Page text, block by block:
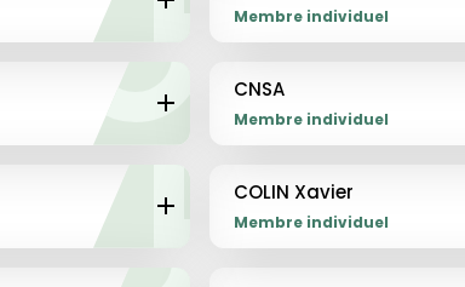
Membre individuel
DÉTAILSCNSA
Membre individuel
DÉTAILSCOLIN Xavier
Membre individuel